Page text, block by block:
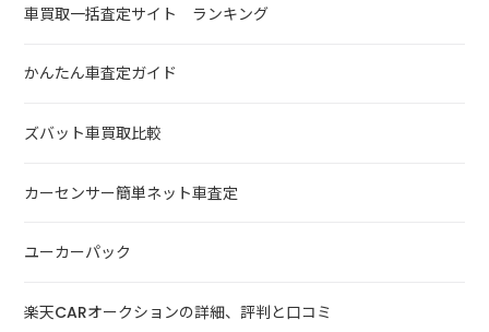
車買取一括査定サイト ランキング
かんたん車査定ガイド
ズバット車買取比較
カーセンサー簡単ネット車査定
ユーカーパック
楽天CARオークションの詳細、評判と口コミ